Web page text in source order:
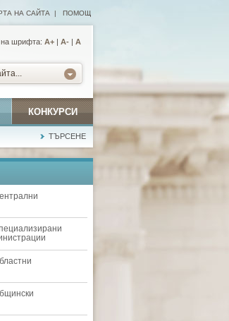
НА САЙТА | ПОМОЩ
шрифта: А+ | A- | A
КОНКУРСИ
ТЪРСЕНЕ